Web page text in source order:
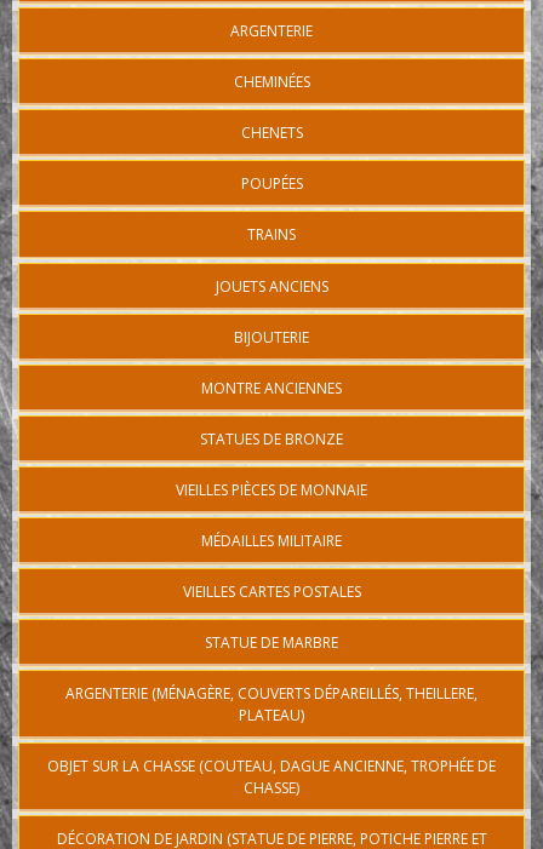
ARGENTERIE
CHEMINÉES
CHENETS
POUPÉES
TRAINS
JOUETS ANCIENS
BIJOUTERIE
MONTRE ANCIENNES
STATUES DE BRONZE
VIEILLES PIÈCES DE MONNAIE
MÉDAILLES MILITAIRE
VIEILLES CARTES POSTALES
STATUE DE MARBRE
ARGENTERIE (MÉNAGÈRE, COUVERTS DÉPAREILLÉS, THEILLERE,
PLATEAU)
OBJET SUR LA CHASSE (COUTEAU, DAGUE ANCIENNE, TROPHÉE DE
CHASSE)
DÉCORATION DE JARDIN (STATUE DE PIERRE, POTICHE PIERRE ET